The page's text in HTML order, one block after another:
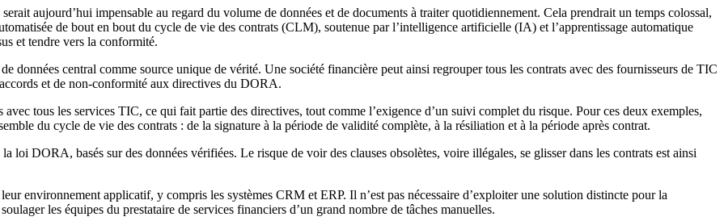
aujourd’hui impensable au regard du volume de données et de documents à traiter quotidiennement. Cela prendrait un temps colossal,
de bout en bout du cycle de vie des contrats (CLM), soutenue par l’intelligence artificielle (IA) et l’apprentissage automatique
et tendre vers la conformité.
données central comme source unique de vérité. Une société financière peut ainsi regrouper tous les contrats avec des fournisseurs de TIC
et de non-conformité aux directives du DORA.
tous les services TIC, ce qui fait partie des directives, tout comme l’exigence d’un suivi complet du risque. Pour ces deux exemples,
du cycle de vie des contrats : de la signature à la période de validité complète, à la résiliation et à la période après contrat.
loi DORA, basés sur des données vérifiées. Le risque de voir des clauses obsolètes, voire illégales, se glisser dans les contrats est ainsi
environnement applicatif, y compris les systèmes CRM et ERP. Il n’est pas nécessaire d’exploiter une solution distincte pour la
les équipes du prestataire de services financiers d’un grand nombre de tâches manuelles.